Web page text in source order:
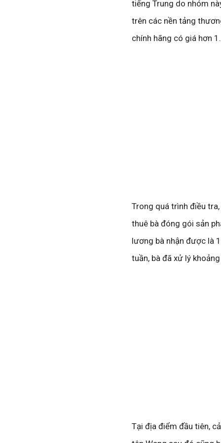
tiếng Trung do nhóm
trên các nền tảng
chính hãng có giá hơn
Trong quá trình điều
thuê bà đóng gói sản
lương bà nhận được là
tuần, bà đã xử lý
Tại địa điểm đầu tiên,